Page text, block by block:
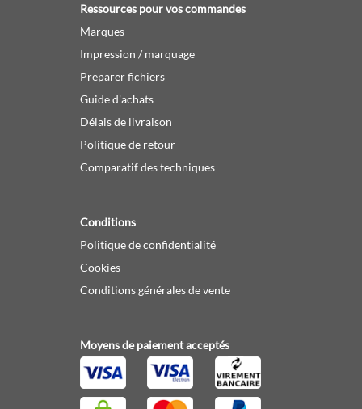
Ressources pour vos commandes
Marques
Impression / marquage
Preparer fichiers
Guide d'achats
Délais de livraison
Politique de retour
Comparatif des techniques
Conditions
Politique de confidentialité
Cookies
Conditions générales de vente
Moyens de paiement acceptés